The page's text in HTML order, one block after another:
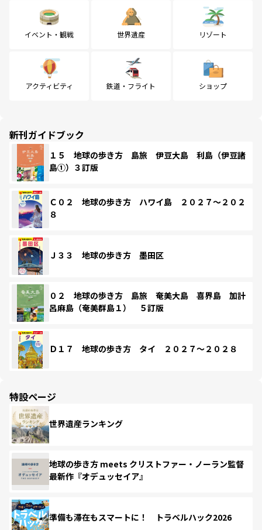
イベント・観戦 世界遺産 リゾート
アクティビティ 鉄道・フライト ショップ
新刊ガイドブック
１５ 地球の歩き方 島旅 伊豆大島 利島（伊豆諸
島①）３訂版
Ｃ０２ 地球の歩き方 ハワイ島 ２０２７～２０２
８
Ｊ３３ 地球の歩き方 墨田区
０２ 地球の歩き方 島旅 奄美大島 喜界島 加計
呂麻島（奄美群島１） ５訂版
Ｄ１７ 地球の歩き方 タイ ２０２７～２０２８
特設ページ
世界遺産ランキング
地球の歩き方 meets クリストファー・ノーラン監督
最新作『オデュッセイア』
準備も滞在もスマートに！ トラベルハック2026